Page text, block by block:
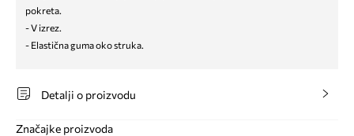
pokreta.
- V izrez.
- Elastična guma oko struka.
Detalji o proizvodu
Značajke proizvoda